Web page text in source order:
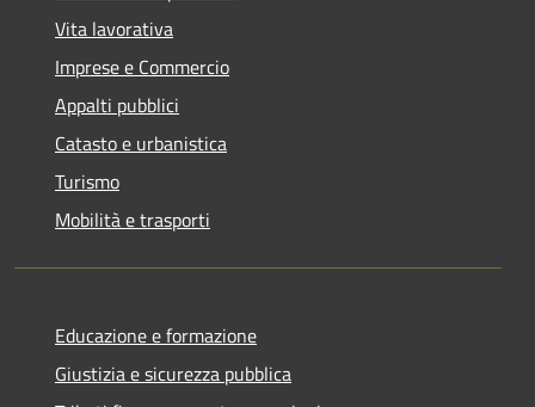
Vita lavorativa
Imprese e Commercio
Appalti pubblici
Catasto e urbanistica
Turismo
Mobilità e trasporti
Educazione e formazione
Giustizia e sicurezza pubblica